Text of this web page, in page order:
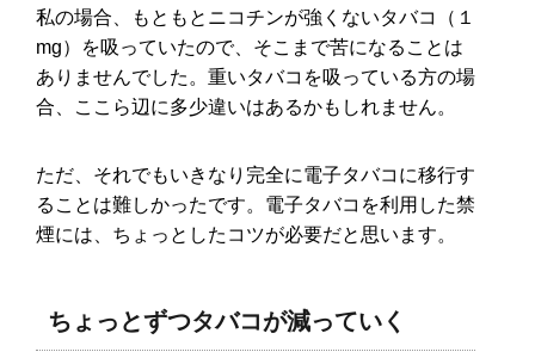
私の場合、もともとニコチンが強くないタバコ（１
mg）を吸っていたので、そこまで苦になることは
ありませんでした。重いタバコを吸っている方の場
合、ここら辺に多少違いはあるかもしれません。
ただ、それでもいきなり完全に電子タバコに移行す
ることは難しかったです。電子タバコを利用した禁
煙には、ちょっとしたコツが必要だと思います。
ちょっとずつタバコが減っていく